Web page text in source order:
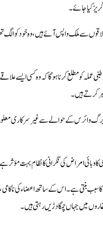
جائے۔
سے ملک واپس آئے ہیں،وہ خود کو
عملہ کو مطلع کرنا ہوگا کہ وہ کسی ایسے
وائرس کے حوالے سےغیرسرکاری
امراض کی نگرانی کا نظام بہت
سبب بنتی ہے۔اس کے ساتھ اعضاء کی
میں جہاں چمگادڑیں رہتی ہیں۔